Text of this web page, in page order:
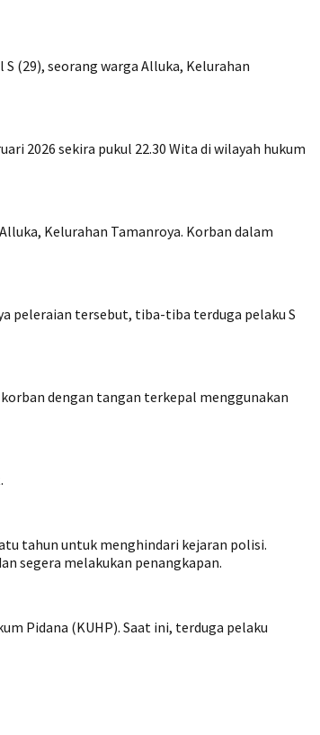
(29), seorang warga Alluka, Kelurahan
2026 sekira pukul 22.30 Wita di wilayah hukum
Kelurahan Tamanroya. Korban dalam
peleraian tersebut, tiba-tiba terduga pelaku S
dengan tangan terkepal menggunakan
tahun untuk menghindari kejaran polisi.
segera melakukan penangkapan.
Pidana (KUHP). Saat ini, terduga pelaku